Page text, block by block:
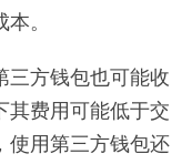
。
三方钱包也可能收
其费用可能低于交
使用第三方钱包还